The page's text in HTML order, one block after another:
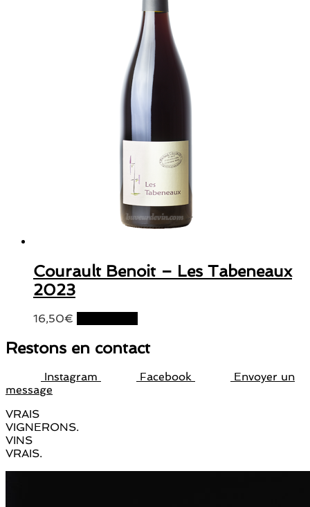
Courault Benoit – Les Tabeneaux
2023
16,50€
Restons en contact
Instagram Facebook
Envoyer un
message
VRAIS
VIGNERONS.
VINS
VRAIS.